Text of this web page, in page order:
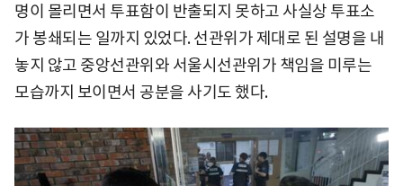
명이 몰리면서 투표함이 반출되지 못하고 사실상 투표소
가 봉쇄되는 일까지 있었다. 선관위가 제대로 된 설명을 내
놓지 않고 중앙선관위와 서울시선관위가 책임을 미루는
모습까지 보이면서 공분을 사기도 했다.